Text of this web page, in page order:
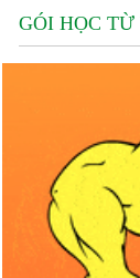
GÓI HỌC